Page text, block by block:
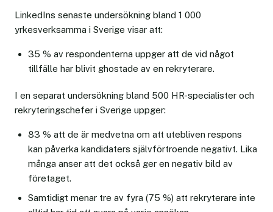
LinkedIns senaste undersökning bland 1 000
yrkesverksamma i Sverige visar att:
35 % av respondenterna uppger att de vid något
tillfälle har blivit ghostade av en rekryterare.
I en separat undersökning bland 500 HR-specialister och
rekryteringschefer i Sverige uppger:
83 % att de är medvetna om att utebliven respons
kan påverka kandidaters självförtroende negativt. Lika
många anser att det också ger en negativ bild av
företaget.
Samtidigt menar tre av fyra (75 %) att rekryterare inte